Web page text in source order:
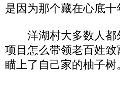
是因为那个藏在心底十
洋湖村大多数人都
项目怎么带领老百姓
瞄上了自己家的柚子树